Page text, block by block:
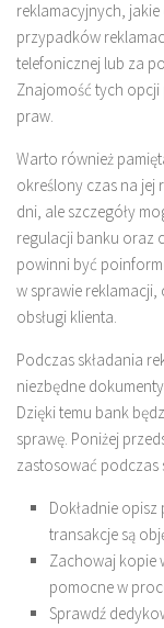
reklamacyjnych,
przypadków
telefonicznej lub za
Znajomość tych
praw.
Warto również
określony czas na jej
dni, ale szczegóły
regulacji banku oraz
powinni być
w sprawie reklamacji,
obsługi klienta.
Podczas składania
niezbędne
Dzięki temu bank
sprawę. Poniżej
zastosować podczas
Dokładnie
transakcje są
Zachowaj kopie
pomocne w
Sprawdź